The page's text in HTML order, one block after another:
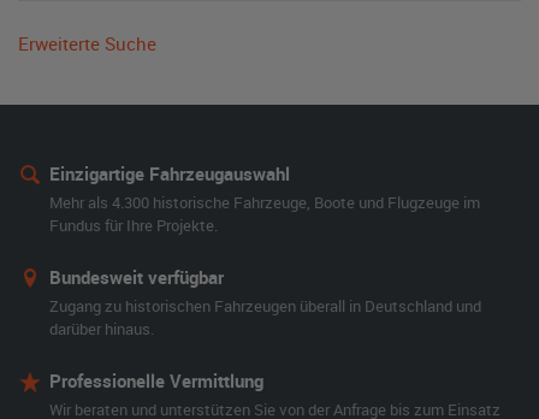
Erweiterte Suche
Einzigartige Fahrzeugauswahl
Mehr als 4.300 historische Fahrzeuge, Boote und Flugzeuge im
Fundus für Ihre Projekte.
Bundesweit verfügbar
Zugang zu historischen Fahrzeugen überall in Deutschland und
darüber hinaus.
Professionelle Vermittlung
Wir beraten und unterstützen Sie von der Anfrage bis zum Einsatz